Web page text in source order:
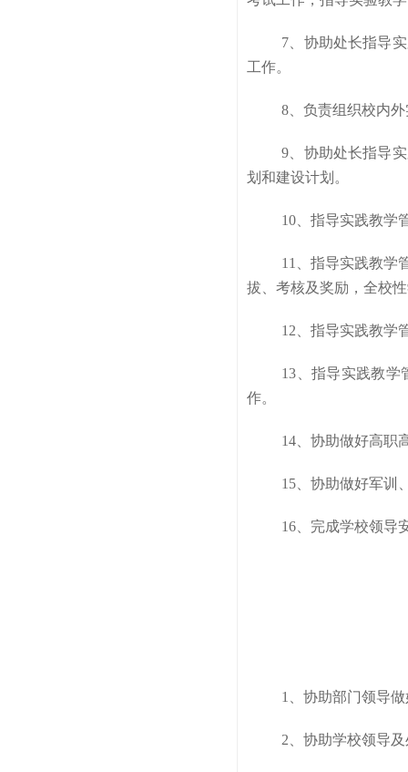
7、协助处长指导
工作。
8、负责组织校内
9、协助处长指导
划和建设计划。
10、指导实践教学
11、指导实践教学
拔、考核及奖励，全校
12、指导实践教学
13、指导实践教学
作。
14、协助做好高职
15、协助做好军训
16、完成学校领导
1、协助部门领导
2、协助学校领导